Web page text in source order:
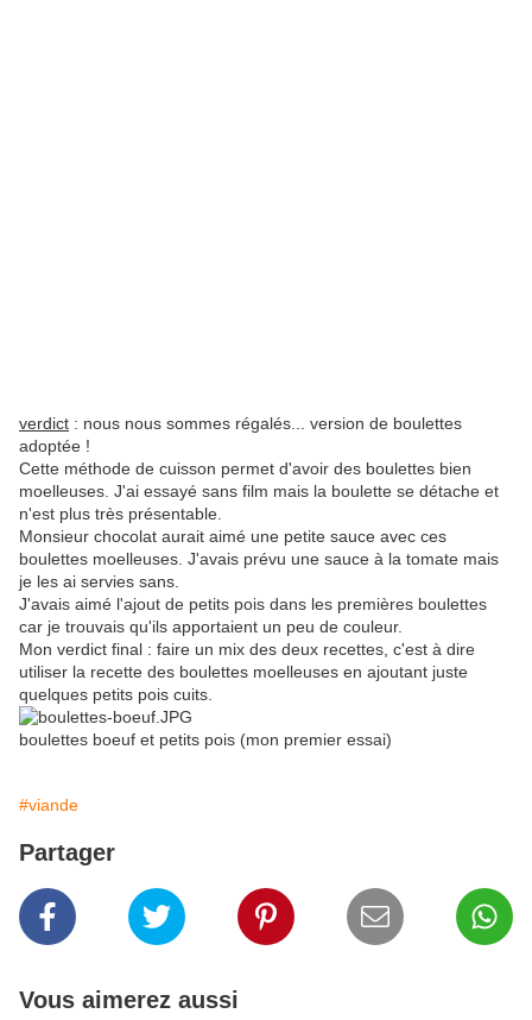
verdict : nous nous sommes régalés... version de boulettes
adoptée !
Cette méthode de cuisson permet d'avoir des boulettes bien
moelleuses. J'ai essayé sans film mais la boulette se détache et
n'est plus très présentable.
Monsieur chocolat aurait aimé une petite sauce avec ces
boulettes moelleuses. J'avais prévu une sauce à la tomate mais
je les ai servies sans.
J'avais aimé l'ajout de petits pois dans les premières boulettes
car je trouvais qu'ils apportaient un peu de couleur.
Mon verdict final : faire un mix des deux recettes, c'est à dire
utiliser la recette des boulettes moelleuses en ajoutant juste
quelques petits pois cuits.
boulettes boeuf et petits pois (mon premier essai)
#viande
Partager
Vous aimerez aussi